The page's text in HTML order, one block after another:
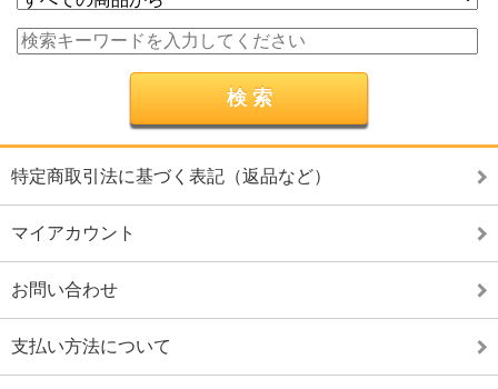
特定商取引法に基づく表記（返品など）
マイアカウント
お問い合わせ
支払い方法について